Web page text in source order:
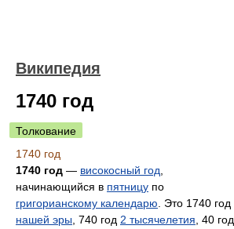
Википедия
1740 год
Толкование
1740 год
1740 год — високосный год
начинающийся в пятницу по
григорианскому календарю . Это 1740 год
нашей эры , 740 год 2 тысячелетия , 40 год